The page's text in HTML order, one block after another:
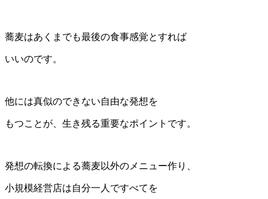
蕎麦はあくまでも最後の食事感覚とすれば
いいのです。
他には真似のできない自由な発想を
もつことが、生き残る重要なポイントです。
発想の転換による蕎麦以外のメニュー作り、
小規模経営店は自分一人ですべてを